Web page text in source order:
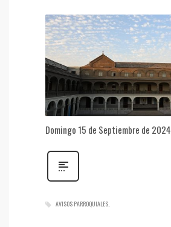
Domingo 15 de Septiembre de 2024
AVISOS PARROQUIALES